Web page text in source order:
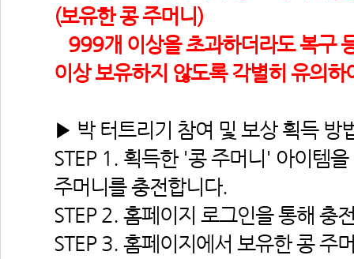
(보유한 콩 주머니)
999개 이상을 초과하더라도 복구
이상 보유하지 않도록 각별히 유의
▶ 박 터트리기 참여 및 보상 획득 방
STEP 1. 획득한 '콩 주머니' 아이템
주머니를 충전합니다.
STEP 2. 홈페이지 로그인을 통해 충
STEP 3. 홈페이지에서 보유한 콩 주